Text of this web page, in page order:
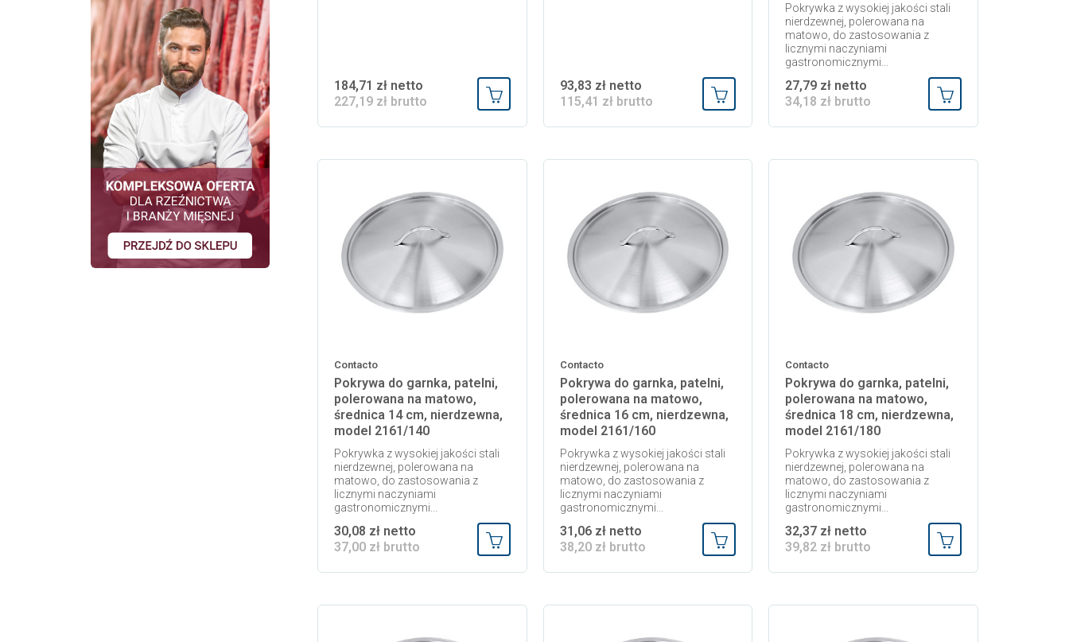
184,71 zł netto
227,19 zł brutto
93,83 zł netto
115,41 zł brutto
Pokrywka z wysokiej jakości stali
nierdzewnej, polerowana na
matowo, do zastosowania z
licznymi naczyniami
gastronomicznymi...
27,79 zł netto
34,18 zł brutto
Contacto
Pokrywa do garnka, patelni,
polerowana na matowo,
średnica 14 cm, nierdzewna,
model 2161/140
Pokrywka z wysokiej jakości stali
nierdzewnej, polerowana na
matowo, do zastosowania z
licznymi naczyniami
gastronomicznymi...
30,08 zł netto
37,00 zł brutto
Contacto
Pokrywa do garnka, patelni,
polerowana na matowo,
średnica 16 cm, nierdzewna,
model 2161/160
Pokrywka z wysokiej jakości stali
nierdzewnej, polerowana na
matowo, do zastosowania z
licznymi naczyniami
gastronomicznymi...
31,06 zł netto
38,20 zł brutto
Contacto
Pokrywa do garnka, patelni,
polerowana na matowo,
średnica 18 cm, nierdzewna,
model 2161/180
Pokrywka z wysokiej jakości stali
nierdzewnej, polerowana na
matowo, do zastosowania z
licznymi naczyniami
gastronomicznymi...
32,37 zł netto
39,82 zł brutto